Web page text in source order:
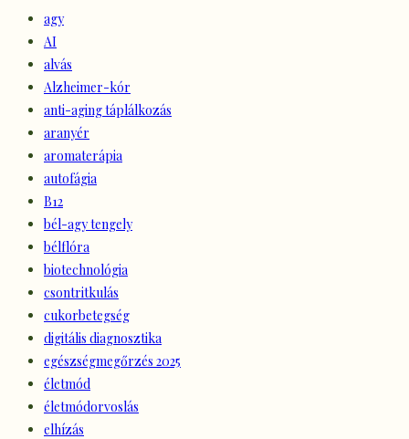
agy
AI
alvás
Alzheimer-kór
anti-aging táplálkozás
aranyér
aromaterápia
autofágia
B12
bél-agy tengely
bélflóra
biotechnológia
csontritkulás
cukorbetegség
digitális diagnosztika
egészségmegőrzés 2025
életmód
életmódorvoslás
elhízás